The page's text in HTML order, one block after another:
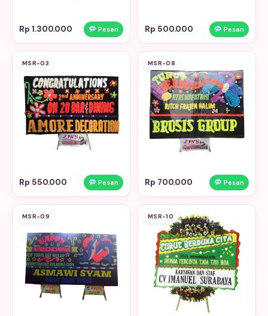
Rp 1.300.000 Pesan Rp 500.000 Pesan
MSR-03
Rp 550.000 Pesan
MSR-08
Rp 700.000 Pesan
MSR-09 MSR-10